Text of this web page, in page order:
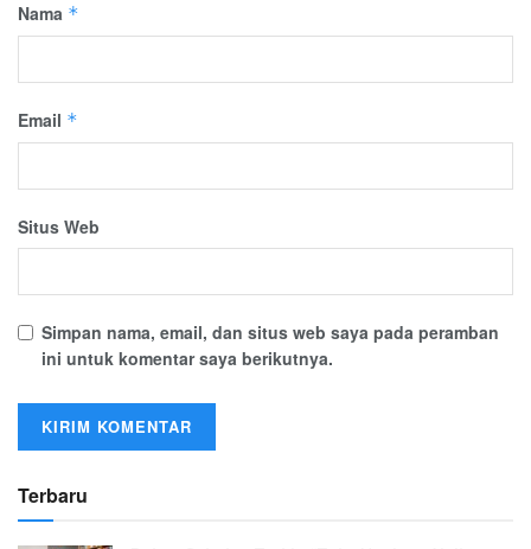
Nama *
Email *
Situs Web
Simpan nama, email, dan situs web saya pada peramban
ini untuk komentar saya berikutnya.
Terbaru